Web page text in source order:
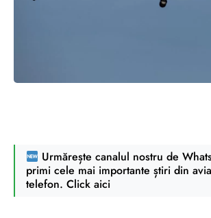
Urmărește canalul nostru de
primi cele mai importante știri din
telefon. Click aici